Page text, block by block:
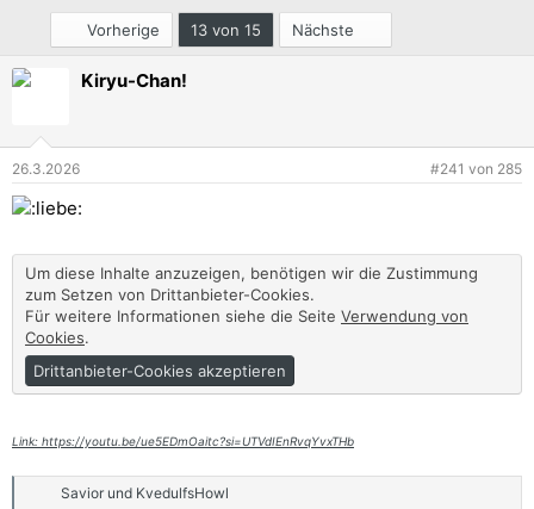
Vorherige 13 von 15 Nächste
Kiryu-Chan!
26.3.2026 #241 von 285
Um diese Inhalte anzuzeigen, benötigen wir die Zustimmung
zum Setzen von Drittanbieter-Cookies.
Für weitere Informationen siehe die Seite Verwendung von
Cookies.
Drittanbieter-Cookies akzeptieren
Link: https://youtu.be/ue5EDmOaitc?si=UTVdIEnRvqYvxTHb
Savior und KvedulfsHowl